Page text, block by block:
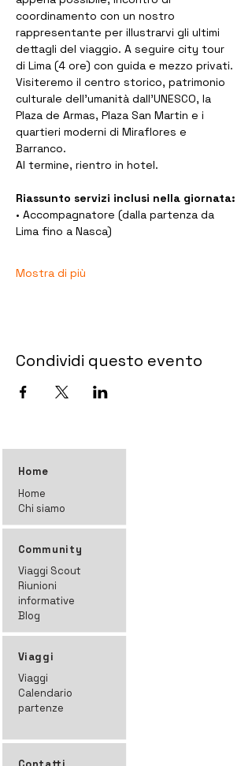
coordinamento con un nostro
rappresentante per illustrarvi gli ultimi
dettagli del viaggio. A seguire city tour
di Lima (4 ore) con guida e mezzo privati.
Visiteremo il centro storico, patrimonio
culturale dell’umanità dall’UNESCO, la
Plaza de Armas, Plaza San Martin e i
quartieri moderni di Miraflores e
Barranco.
Al termine, rientro in hotel.
Riassunto servizi inclusi nella giornata:
• Accompagnatore (dalla partenza da
Lima fino a Nasca)
Mostra di più
Condividi questo evento
Home
Home
Chi siamo
Community
Viaggi Scout
Riunioni
informative
Blog
Viaggi
Viaggi
Calendario
partenze